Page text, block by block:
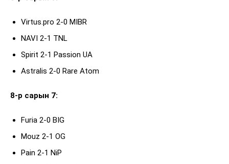
Virtus.pro 2-0 MIBR
NAVI 2-1 TNL
Spirit 2-1 Passion UA
Astralis 2-0 Rare Atom
8-р сарын 7:
Furia 2-0 BIG
Mouz 2-1 OG
Pain 2-1 NiP